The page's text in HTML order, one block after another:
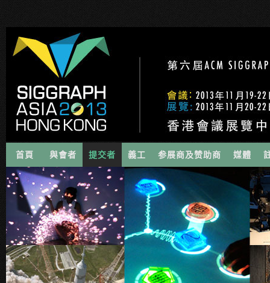
首頁 與會者 提交者 義工 参展商及赞助商 媒體